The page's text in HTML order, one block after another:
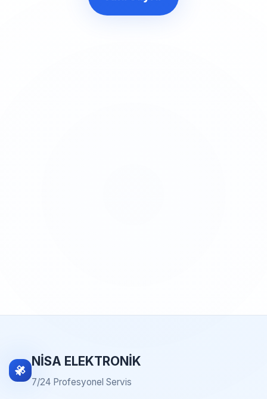
NİSA ELEKTRONİK
7/24 Profesyonel Servis